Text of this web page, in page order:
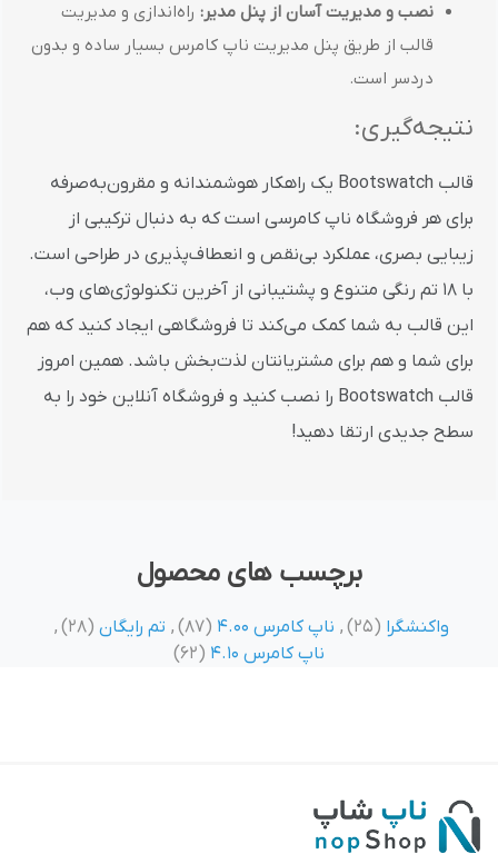
نصب و مدیریت آسان از پنل مدیر: راه‌اندازی و مدیریت
قالب از طریق پنل مدیریت ناپ کامرس بسیار ساده و بدون
دردسر است.
نتیجه‌گیری:
قالب Bootswatch یک راهکار هوشمندانه و مقرون‌به‌صرفه
برای هر فروشگاه ناپ کامرسی است که به دنبال ترکیبی از
زیبایی بصری، عملکرد بی‌نقص و انعطاف‌پذیری در طراحی است.
با 18 تم رنگی متنوع و پشتیبانی از آخرین تکنولوژی‌های وب،
این قالب به شما کمک می‌کند تا فروشگاهی ایجاد کنید که هم
برای شما و هم برای مشتریانتان لذت‌بخش باشد. همین امروز
قالب Bootswatch را نصب کنید و فروشگاه آنلاین خود را به
سطح جدیدی ارتقا دهید!
برچسب های محصول
واکنشگرا (25)
, ناپ کامرس 4.00 (87)
, تم رایگان (28)
,
ناپ کامرس 4.10
(62)